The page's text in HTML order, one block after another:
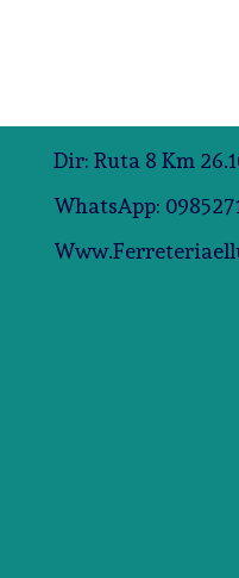
Dir: Ruta 8 Km
WhatsApp: